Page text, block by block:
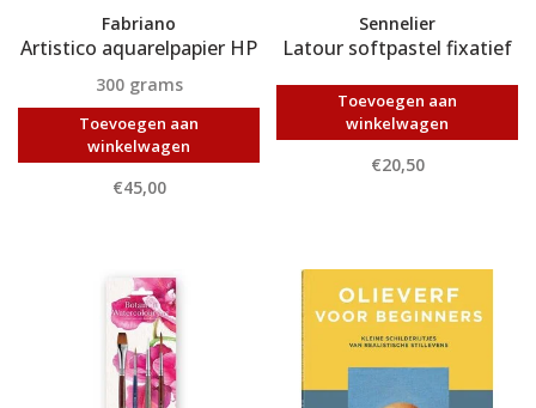
Fabriano
Artistico aquarelpapier HP
300 grams
Toevoegen aan
winkelwagen
€45,00
Sennelier
Latour softpastel fixatief
Toevoegen aan
winkelwagen
€20,50